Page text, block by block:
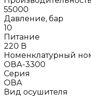
55000
Давление, бар
10
Питание
220 В
Номенклатурный
ОВА-3300
Серия
ОВА
Вид осушителя